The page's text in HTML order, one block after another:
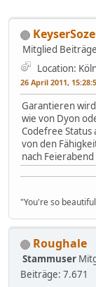
KeyserSoze
Mitglied
Location:
26 April 2011,
Garantieren
wie von Dyon
Codefree
von den
nach
"You're so
Roughale
Stammuser
Beiträge: 7.671